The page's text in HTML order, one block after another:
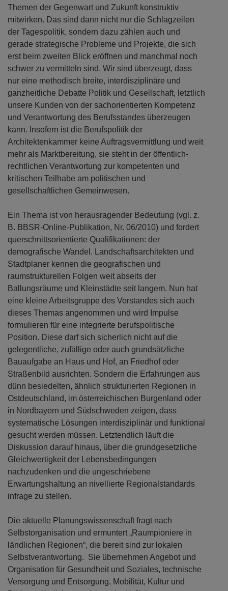
Themen der Gegenwart und Zukunft konstruktiv
mitwirken. Das sind dann nicht nur die Schlagzeilen
der Tagespolitik, sondern dazu zählen auch und
gerade strategische Probleme und Projekte, die sich
erst beim zweiten Blick eröffnen und manchmal noch
schwer zu vermitteln sind. Wir sind überzeugt, dass
nur eine methodisch breite, interdisziplinäre und
ganzheitliche Debatte Politik und Gesellschaft, letztlich
unsere Kunden von der sachorientierten Kompetenz
und Verantwortung des Berufsstandes überzeugen
kann. Insofern ist die Berufspolitik der
Architektenkammer keine Auftragsvermittlung und weit
mehr als Marktbereitung, sie steht in der öffentlich-
rechtlichen Verantwortung zur kompetenten und
kritischen Teilhabe am politischen und
gesellschaftlichen Gemeinwesen.
Ein Thema ist von herausragender Bedeutung (vgl. z.
B. BBSR-Online-Publikation, Nr. 06/2010) und fordert
querschnittsorientierte Qualifikationen: der
demografische Wandel. Landschaftsarchitekten und
Stadtplaner kennen die geografischen und
raumstrukturellen Folgen weit abseits der
Ballungsräume und Kleinstädte seit langem. Nun hat
eine kleine Arbeitsgruppe des Vorstandes sich auch
dieses Themas angenommen und wird Impulse
formulieren für eine integrierte berufspolitische
Position. Diese darf sich sicherlich nicht auf die
gelegentliche, zufällige oder auch grundsätzliche
Bauaufgabe an Haus und Hof, an Friedhof oder
Straßenbild ausrichten. Sondern die Erfahrungen aus
dünn besiedelten, ähnlich strukturierten Regionen in
Ostdeutschland, im österreichischen Burgenland oder
in Nordbayern und Südschweden zeigen, dass
systematische Lösungen interdisziplinär und funktional
gesucht werden müssen. Letztendlich läuft die
Diskussion darauf hinaus, über die grundgesetzliche
Gleichwertigkeit der Lebensbedingungen
nachzudenken und die ungeschriebene
Erwartungshaltung an nivellierte Regionalstandards
infrage zu stellen.
Die aktuelle Planungswissenschaft fragt nach
Selbstorganisation und ermuntert „Raumpioniere in
ländlichen Regionen“, die bereit sind zur lokalen
Selbstverantwortung. Sie übernehmen Angebot und
Organisation für Gesundheit und Soziales, technische
Versorgung und Entsorgung, Mobilität, Kultur und